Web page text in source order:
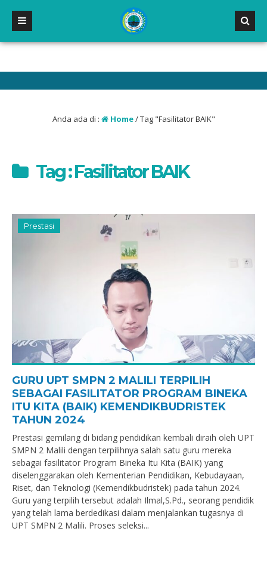
DATANG DI WEBSITE RESMI SMP NEGERI 2 MALILI
Anda ada di : Home/Tag "Fasilitator BAIK"
Tag : Fasilitator BAIK
Prestasi
GURU UPT SMPN 2 MALILI TERPILIH
SEBAGAI FASILITATOR PROGRAM BINEKA
ITU KITA (BAIK) KEMENDIKBUDRISTEK
TAHUN 2024
Prestasi gemilang di bidang pendidikan kembali diraih oleh UPT
SMPN 2 Malili dengan terpilihnya salah satu guru mereka
sebagai fasilitator Program Bineka Itu Kita (BAIK) yang
diselenggarakan oleh Kementerian Pendidikan, Kebudayaan,
Riset, dan Teknologi (Kemendikbudristek) pada tahun 2024.
Guru yang terpilih tersebut adalah Ilmal,S.Pd., seorang pendidik
yang telah lama berdedikasi dalam menjalankan tugasnya di
UPT SMPN 2 Malili. Proses seleksi...